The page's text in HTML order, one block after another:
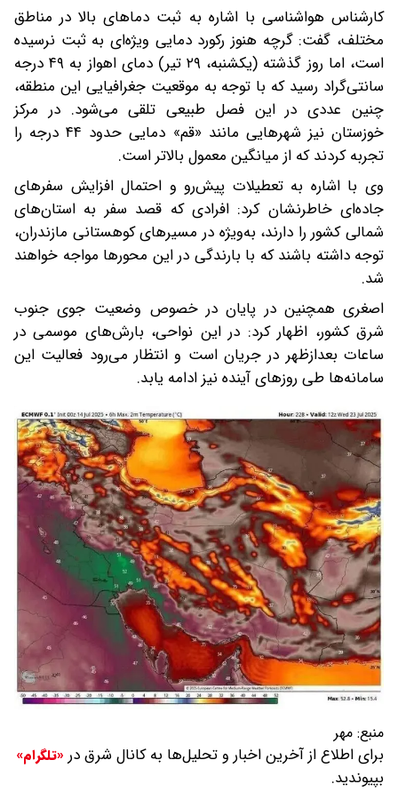
کارشناس هواشناسی با اشاره به ثبت دماهای بالا در مناطق
مختلف، گفت: گرچه هنوز رکورد دمایی ویژه‌ای به ثبت نرسیده
است، اما روز گذشته (یکشنبه، ۲۹ تیر) دمای اهواز به ۴۹ درجه
سانتی‌گراد رسید که با توجه به موقعیت جغرافیایی این منطقه،
چنین عددی در این فصل طبیعی تلقی می‌شود. در مرکز
خوزستان نیز شهرهایی مانند «قم» دمایی حدود ۴۴ درجه را
تجربه کردند که از میانگین معمول بالاتر است.
وی با اشاره به تعطیلات پیش‌رو و احتمال افزایش سفرهای
جاده‌ای خاطرنشان کرد: افرادی که قصد سفر به استان‌های
شمالی کشور را دارند، به‌ویژه در مسیرهای کوهستانی مازندران،
توجه داشته باشند که با بارندگی در این محورها مواجه خواهند
شد.
اصغری همچنین در پایان در خصوص وضعیت جوی جنوب
شرق کشور، اظهار کرد: در این نواحی، بارش‌های موسمی در
ساعات بعدازظهر در جریان است و انتظار می‌رود فعالیت این
سامانه‌ها طی روزهای آینده نیز ادامه یابد.
منبع: مهر
برای اطلاع از آخرین اخبار و تحلیل‌ها به کانال شرق در «تلگرام»
بپیوندید.